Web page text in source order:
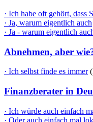
· Ich habe oft gehört, dass
· Ja, warum eigentlich auch
· Ja - warum eigentlich
Abnehmen, aber
· Ich selbst finde es immer
Finanzberater in
· Ich würde auch einfach
· Oder auch einfach mal